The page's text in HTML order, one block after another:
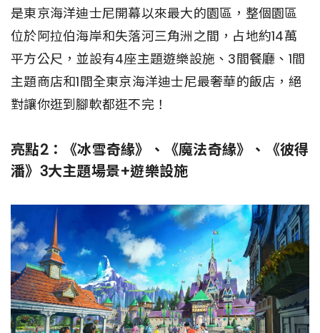
是東京海洋迪士尼開幕以來最大的園區，整個園區
位於阿拉伯海岸和失落河三角洲之間，占地約14萬
平方公尺，並設有4座主題遊樂設施、3間餐廳、1間
主題商店和1間全東京海洋迪士尼最奢華的飯店，絕
對讓你逛到腳軟都逛不完！
亮點2：《冰雪奇緣》、《魔法奇緣》、《彼得
潘》3大主題場景+遊樂設施